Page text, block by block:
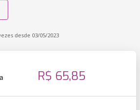
desde 03/05/2023
R$ 65,85